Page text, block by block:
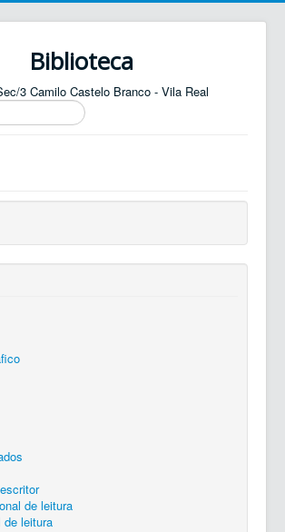
Biblioteca
3 Camilo Castelo Branco - Vila Real
de leitura
de leitura